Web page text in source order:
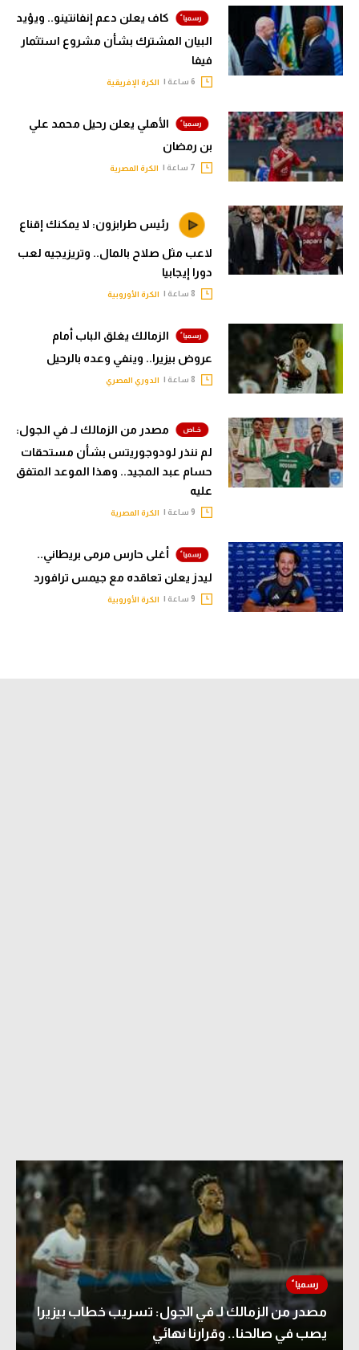
كاف يعلن دعم إنفانتينو.. ويؤيد
البيان المشترك بشأن مشروع استثمار
فيفا
الكرة الإفريقية
الأهلي يعلن رحيل محمد علي
بن رمضان
الكرة المصرية
رئيس طرابزون: لا يمكنك إقناع
لاعب مثل صلاح بالمال.. وتريزيجيه لعب
دورا إيجابيا
الكرة الأوروبية
الزمالك يغلق الباب أمام
عروض بيزيرا.. وينفي وعده بالرحيل
الدوري المصري
مصدر من الزمالك لـ في الجول:
لم ننذر لودوجوريتس بشأن مستحقات
حسام عبد المجيد.. وهذا الموعد المتفق
عليه
الكرة المصرية
أغلى حارس مرمى بريطاني..
ليدز يعلن تعاقده مع جيمس ترافورد
الكرة الأوروبية
مصدر من الزمالك لـ في الجول: تسريب خطاب بيزيرا
يصب في صالحنا.. وقرارنا نهائي